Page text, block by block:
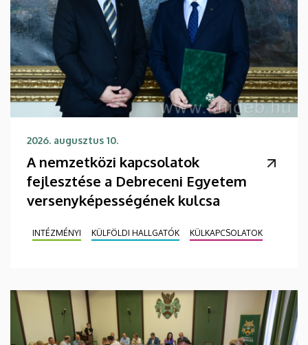
2026. augusztus 10.
A nemzetközi kapcsolatok
fejlesztése a Debreceni Egyetem
versenyképességének kulcsa
INTÉZMÉNYI KÜLFÖLDI HALLGATÓK KÜLKAPCSOLATOK